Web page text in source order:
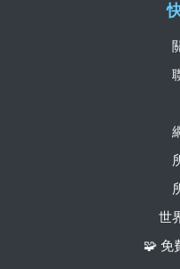
世
🧩 免